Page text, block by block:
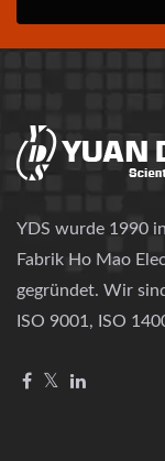
YDS wurde 1990
Fabrik Ho Mao
gegründet. Wir
ISO 9001, ISO